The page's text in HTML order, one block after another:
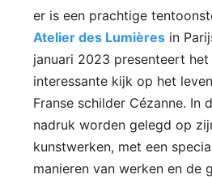
er is een prachtige
Atelier des Lumières in
januari 2023 presenteert het
interessante kijk op het
Franse schilder Cézanne. In
nadruk worden gelegd op
kunstwerken, met een
manieren van werken en de